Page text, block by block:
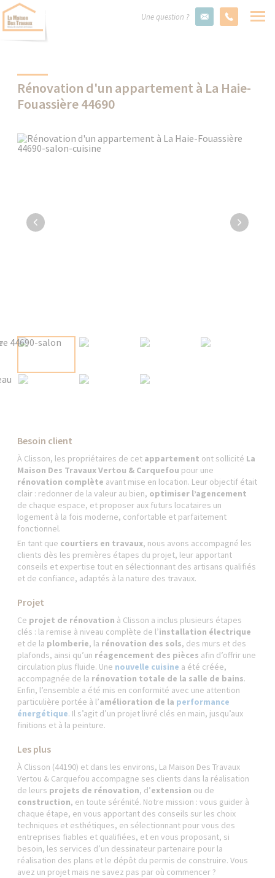
Une question ?
Rénovation d'un appartement à La Haie-
Fouassière 44690
Besoin client
À Clisson, les propriétaires de cet appartement ont sollicité La
Maison Des Travaux Vertou & Carquefou pour une
rénovation complète avant mise en location. Leur objectif était
clair : redonner de la valeur au bien, optimiser l’agencement
de chaque espace, et proposer aux futurs locataires un
logement à la fois moderne, confortable et parfaitement
fonctionnel.
En tant que courtiers en travaux, nous avons accompagné les
clients dès les premières étapes du projet, leur apportant
conseils et expertise tout en sélectionnant des artisans qualifiés
et de confiance, adaptés à la nature des travaux.
Projet
Ce projet de rénovation à Clisson a inclus plusieurs étapes
clés : la remise à niveau complète de l’installation électrique
et de la plomberie, la rénovation des sols, des murs et des
plafonds, ainsi qu’un réagencement des pièces afin d’offrir une
circulation plus fluide. Une nouvelle cuisine a été créée,
accompagnée de la rénovation totale de la salle de bains.
Enfin, l’ensemble a été mis en conformité avec une attention
particulière portée à l’amélioration de la performance
énergétique. Il s’agit d’un projet livré clés en main, jusqu’aux
finitions et à la peinture.
Les plus
À Clisson (44190) et dans les environs, La Maison Des Travaux
Vertou & Carquefou accompagne ses clients dans la réalisation
de leurs projets de rénovation, d’extension ou de
construction, en toute sérénité. Notre mission : vous guider à
chaque étape, en vous apportant des conseils sur les choix
techniques et esthétiques, en sélectionnant pour vous des
entreprises fiables et qualifiées, et en vous proposant, si
besoin, les services d’un dessinateur partenaire pour la
réalisation des plans et le dépôt du permis de construire. Vous
avez un projet mais ne savez pas par où commencer ?